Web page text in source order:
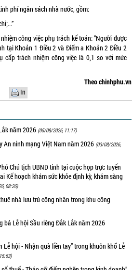
phí ngân sách nhà nước, gồm:
công việc phụ trách kế toán: “Người được
tại Khoản 1 Điều 2 và Điểm a Khoản 2 Điều 2
cấp trách nhiệm công việc là 0,1 so với mức
Theo chinhphu.vn
In
năm 2026 (05/08/2026, 11:17)
ninh mạng Việt Nam năm 2026 (03/08/2026,
Chủ tịch UBND tỉnh tại cuộc họp trực tuyến
Kế hoạch khám sức khỏe định kỳ, khám sàng
08:26)
nhà lưu trú công nhân trong khu công
bá Lễ hội Sầu riêng Đắk Lắk năm 2026
Lễ hội - Nhận quà liền tay” trong khuôn khổ Lễ